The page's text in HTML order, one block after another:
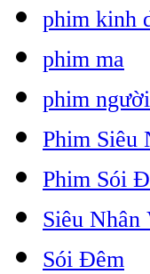
phim kinh
phim ma
phim
Phim Siêu
Phim Sói
Siêu Nhân
Sói Đêm